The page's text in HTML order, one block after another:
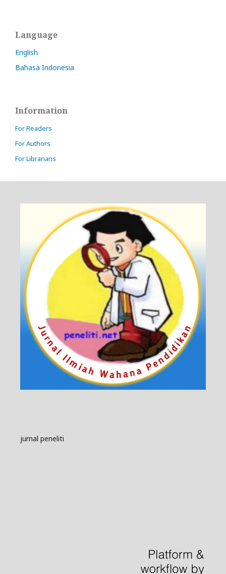
Language
English
Bahasa Indonesia
Information
For Readers
For Authors
For Librarians
jurnal peneliti